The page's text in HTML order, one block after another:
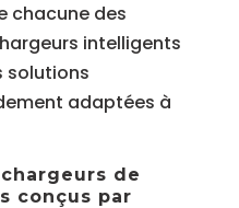
chacune des
intelligents
solutions
adaptées à
de
conçus par